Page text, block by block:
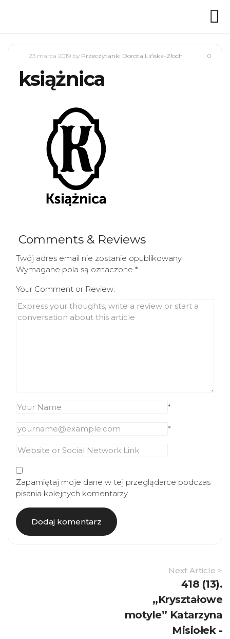
0
23 marca 2019 by Przeczytanki Dorota Lińska-Złoch
książnica
Comments & Reviews
Twój adres email nie zostanie opublikowany.
Wymagane pola są oznaczone *
Your Comment or Review:
*
*
Zapamiętaj moje dane w tej przeglądarce podczas
pisania kolejnych komentarzy.
Next Article >
418 (13).
„Kryształowe
motyle” Katarzyna
Misiołek -